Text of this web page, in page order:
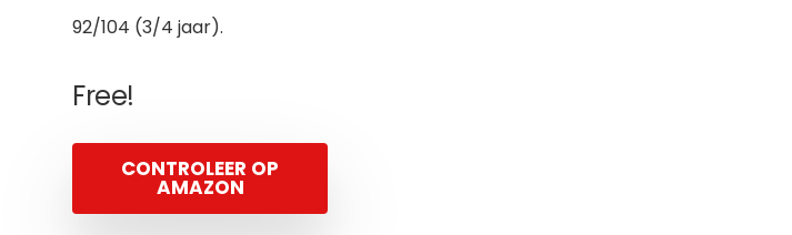
92/104 (3/4 jaar).
Free!
CONTROLEER OP
AMAZON